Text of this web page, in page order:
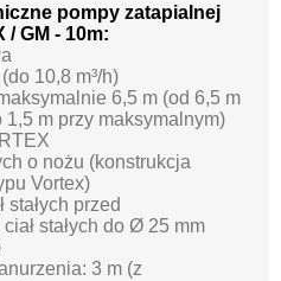
pompy zatapialnej
/ GM - 10m:
10,8 m³/h)
6,5 m (od 6,5 m
1,5 m przy maksymalnym)
o nożu (konstrukcja
Vortex)
stałych przed
stałych do Ø 25 mm
3 m (z